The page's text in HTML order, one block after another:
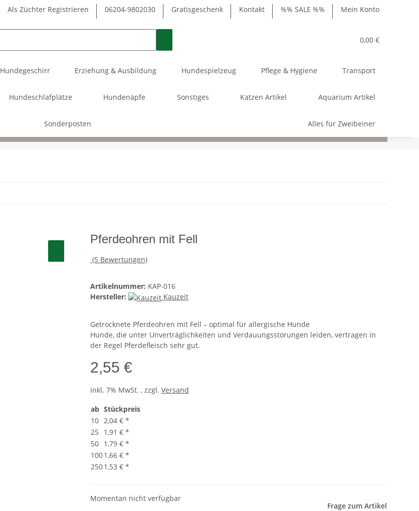
Als Züchter Registrieren 06204-9802030 Gratisgeschenk Kontakt %% SALE %% Mein Konto
0,00 €
Hundegeschirr Erziehung & Ausbildung Hundespielzeug Pflege & Hygiene Transport
Hundeschlafplätze Hundenäpfe Sonstiges Katzen Artikel Aquarium Artikel
Sonderposten Alles für Zweibeiner
Pferdeohren mit Fell
(5 Bewertungen)
Artikelnummer: KAP-016
Hersteller:
Kauzeit
Getrocknete Pferdeohren mit Fell – optimal für allergische Hunde
Hunde, die unter Unverträglichkeiten und Verdauungsstörungen leiden, vertragen in
der Regel Pferdefleisch sehr gut.
2,55 €
inkl. 7% MwSt. , zzgl. Versand
ab Stückpreis
10 2,04 € *
25
1,91 € *
50 1,79 € *
1001,66 € *
2501,53 € *
Momentan nicht verfügbar
Frage zum Artikel